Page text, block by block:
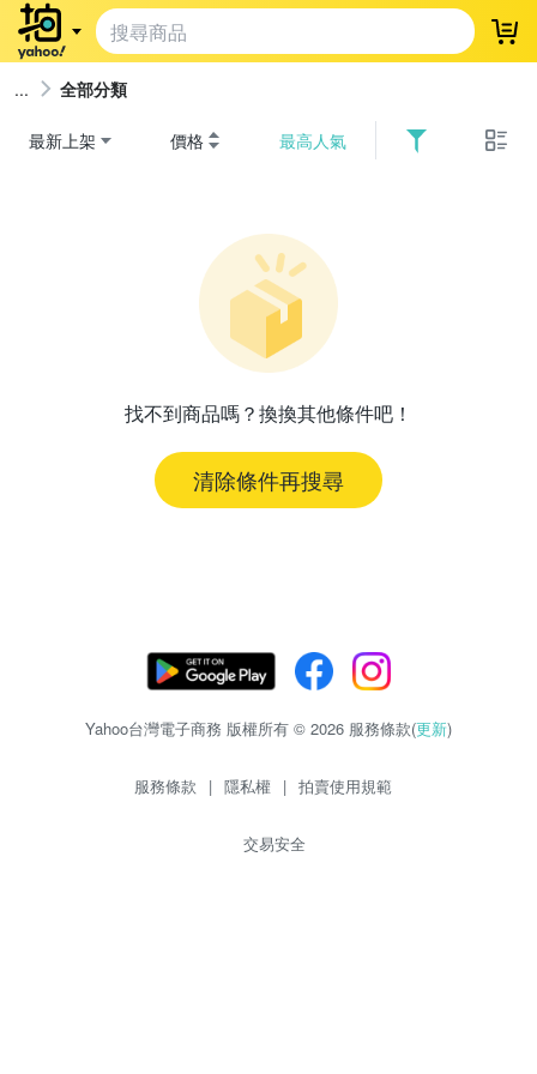
登
全部分類
最新上架 價格 最高人氣
找不到商品嗎？換換其他條件吧！
清除條件再搜尋
Yahoo台灣電子商務 版權所有 © 2026 服務條款(更新)
服務條款 | 隱私權 | 拍賣使用規範
交易安全